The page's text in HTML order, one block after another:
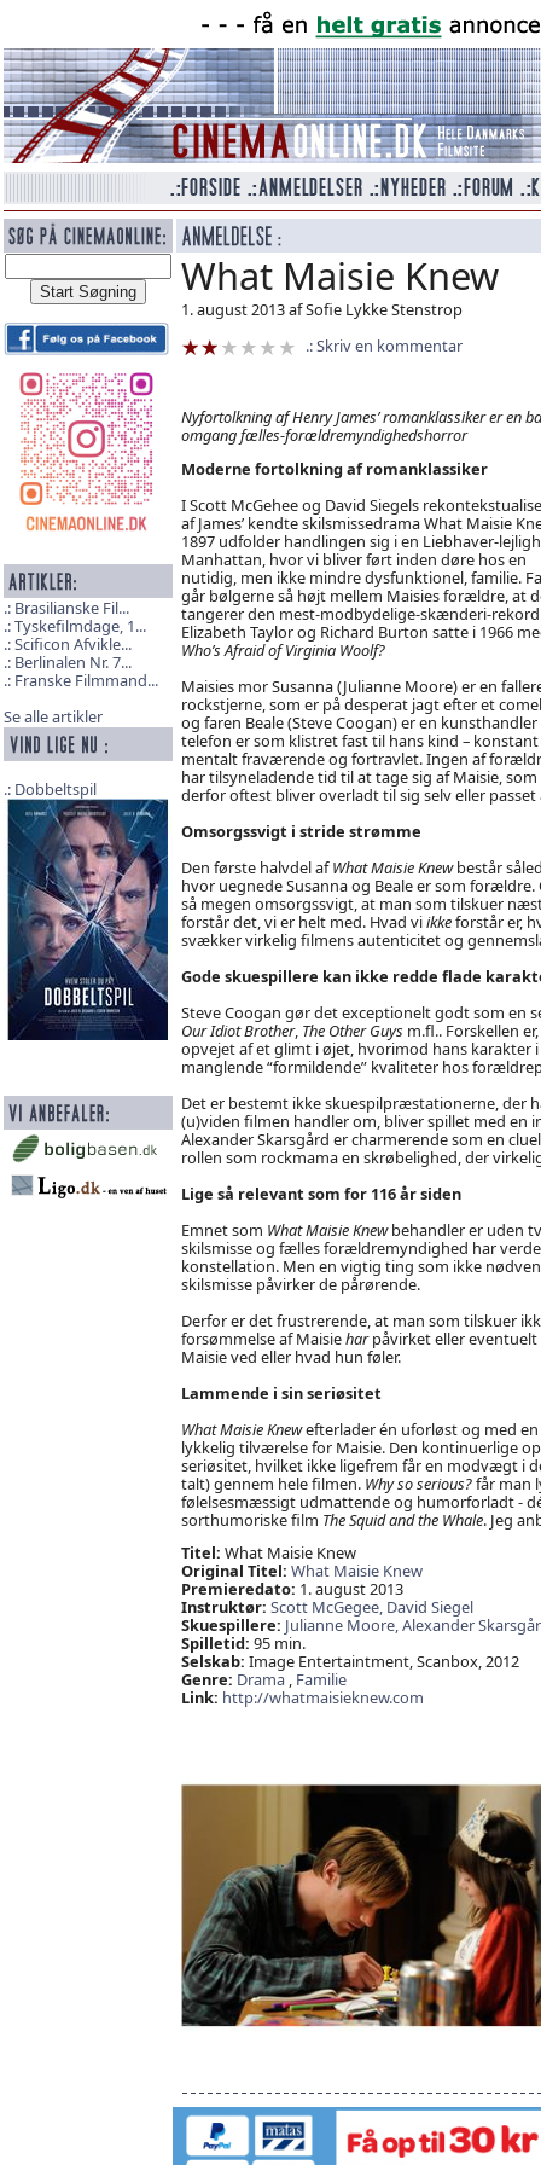
Brasilianske Fil...
Tyskefilmdage, 1...
Scificon Afvikle...
Berlinalen Nr. 7...
Franske Filmmand...
Se alle artikler
Dobbeltspil
What Maisie Knew
1. august 2013 af Sofie Lykke Stenstrop
Skriv en kommentar
Nyfortolkning af Henry James’ romanklassiker er en
omgang fælles-forældremyndighedshorror
Moderne fortolkning af romanklassiker
I Scott McGehee og David Siegels
af James’ kendte skilsmissedrama What Maisie
1897 udfolder handlingen sig i en Liebhaver-
Manhattan, hvor vi bliver ført inden døre hos en
nutidig, men ikke mindre dysfunktionel, familie.
går bølgerne så højt mellem Maisies forældre, at
tangerer den mest-modbydelige-skænderi-
Elizabeth Taylor og Richard Burton satte i 1966
Who’s Afraid of Virginia Woolf?
Maisies mor Susanna (Julianne Moore) er en
rockstjerne, som er på desperat jagt efter et
og faren Beale (Steve Coogan) er en kunsthandler
telefon er som klistret fast til hans kind – konstant
mentalt fraværende og fortravlet. Ingen af
har tilsyneladende tid til at tage sig af Maisie, som
derfor oftest bliver overladt til sig selv eller
Omsorgssvigt i stride strømme
Den første halvdel afWhat Maisie Knewbestår
hvor uegnede Susanna og Beale er som
så megen omsorgssvigt, at man som tilskuer
forstår det, vi er helt med. Hvad viikkeforstår er,
svækker virkelig filmens autenticitet og
Gode skuespillere kan ikke redde flade
Steve Coogan gør det exceptionelt godt som en
Our Idiot Brother, The Other Guys m.fl.. Forskellen
opvejet af et glimt i øjet, hvorimod hans karakter i
manglende “formildende” kvaliteter hos
Det er bestemt ikke skuespilpræstationerne, der
(u)viden filmen handler om, bliver spillet med en
Alexander Skarsgård er charmerende som en
rollen som rockmama en skrøbelighed, der
Lige så relevant som for 116 år siden
Emnet som What Maisie Knewbehandler er uden
skilsmisse og fælles forældremyndighed har
konstellation. Men en vigtig ting som ikke
skilsmisse påvirker de pårørende.
Derfor er det frustrerende, at man som tilskuer
forsømmelse af Maisieharpåvirket eller eventuelt
Maisie ved eller hvad hun føler.
Lammende i sin seriøsitet
What Maisie Knewefterlader én uforløst og med
lykkelig tilværelse for Maisie. Den kontinuerlige
seriøsitet, hvilket ikke ligefrem får en modvægt i
talt) gennem hele filmen. Why so serious?får man
følelsesmæssigt udmattende og humorforladt -
sorthumoriske film The Squid and the Whale. Jeg
Titel: What Maisie Knew
Original Titel: What Maisie Knew
Premieredato: 1. august 2013
Instruktør: Scott McGegee, David Siegel
Skuespillere: Julianne Moore,Alexander
Spilletid: 95 min.
Selskab: Image Entertaintment, Scanbox, 2012
Genre: Drama, Familie
Link: http://whatmaisieknew.com